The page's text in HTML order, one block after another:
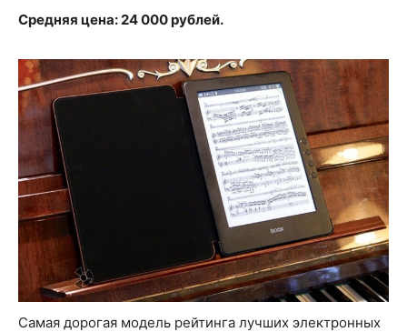
Средняя цена: 24 000 рублей.
Самая дорогая модель рейтинга лучших электронных